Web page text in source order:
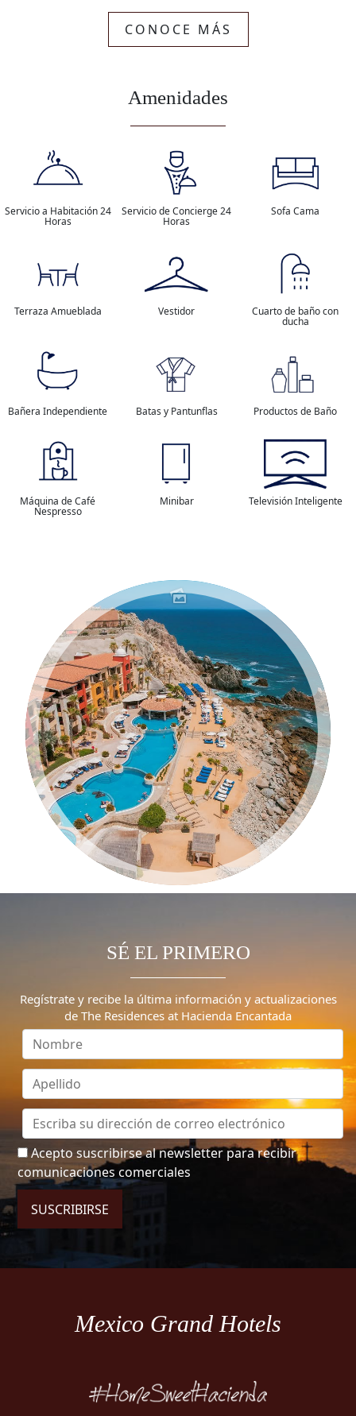
CONOCE MÁS
Amenidades
Servicio a Habitación 24
Horas
Servicio de Concierge 24
Horas
Sofa Cama
Terraza Amueblada Vestidor Cuarto de baño con
ducha
Bañera Independiente Batas y Pantunflas Productos de Baño
Máquina de Café
Nespresso
Minibar Televisión Inteligente
SÉ EL PRIMERO
Regístrate y recibe la última información y actualizaciones
de The Residences at Hacienda Encantada
Acepto suscribirse al newsletter para recibir
comunicaciones comerciales
SUSCRIBIRSE
Mexico Grand Hotels